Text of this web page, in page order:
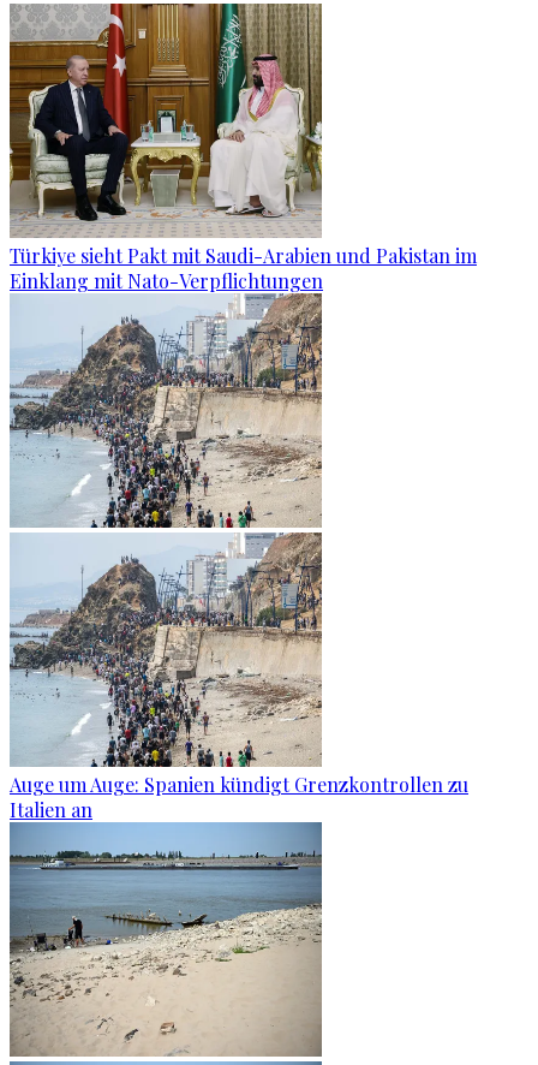
Türkiye sieht Pakt mit Saudi-Arabien und Pakistan im
Einklang mit Nato-Verpflichtungen
Auge um Auge: Spanien kündigt Grenzkontrollen zu
Italien an